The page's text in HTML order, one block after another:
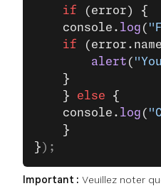
    if
(error) {
    console.
log (
    if
        alert
(
    }
    }
else {
    console.
log (
    }
} );
Important : Veuillez noter